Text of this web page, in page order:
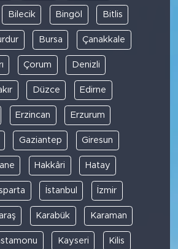
Bilecik Bingöl Bitlis
Bursa Çanakkale
Çorum Denizli
Düzce Edirne
Erzincan Erzurum
Gaziantep Giresun
Hakkâri Hatay
İstanbul İzmir
Karabük Karaman
Kayseri Kilis